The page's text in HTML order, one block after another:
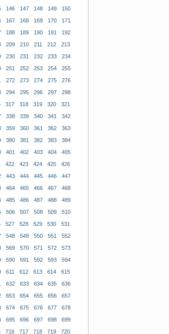
146 147 148 149
150
167 168 169 170
171
188 189 190 191
192
209 210 211 212
213
230 231 232 233
234
251 252 253 254
255
272 273 274 275
276
294 295 296 297
298
317 318 319 320
321
338 339 340 341
342
359 360 361 362
363
380 381 382 383
384
401 402 403 404
405
422 423 424 425
426
443 444 445 446
447
464 465 466 467
468
485 486 487 488
489
506 507 508 509
510
527 528 529 530
531
548 549 550 551
552
569 570 571 572
573
590 591 592 593
594
611 612 613 614
615
632 633 634 635
636
653 654 655 656
657
674 675 676 677
678
695 696 697 698
699
716 717 718 719
720